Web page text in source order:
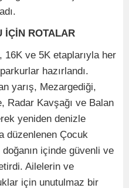
İÇİN ROTALAR
16K ve 5K etaplarıyla her
hazırlandı.
yarış, Mezargediği,
Radar Kavşağı ve Balan
yeniden denizle
düzenlenen Çocuk
içinde güvenli ve
Ailelerin ve
için unutulmaz bir